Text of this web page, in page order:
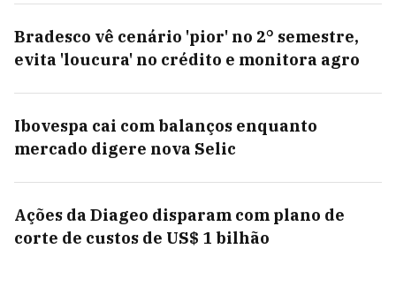
Bradesco vê cenário 'pior' no 2° semestre,
evita 'loucura' no crédito e monitora agro
Ibovespa cai com balanços enquanto
mercado digere nova Selic
Ações da Diageo disparam com plano de
corte de custos de US$ 1 bilhão